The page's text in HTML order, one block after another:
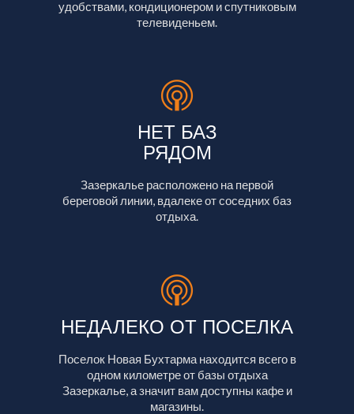
удобствами, кондиционером и спутниковым
телевиденьем.
НЕТ БАЗ
РЯДОМ
Зазеркалье расположено на первой
береговой линии, вдалеке от соседних баз
отдыха.
НЕДАЛЕКО ОТ ПОСЕЛКА
Поселок Новая Бухтарма находится всего в
одном километре от базы отдыха
Зазеркалье, а значит вам доступны кафе и
магазины.